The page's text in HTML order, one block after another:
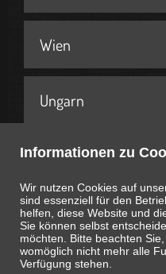
Informationen zu
Wir nutzen Cookies auf
sind essenziell für den
helfen, diese Website und
Sie können selbst
möchten. Bitte beachten
womöglich nicht mehr alle
Verfügung stehen.
Wien
Ungarn
Geschenkideen &
Heute ist